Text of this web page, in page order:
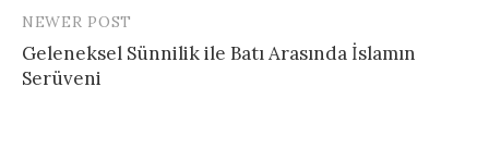
NEWER POST
Geleneksel Sünnilik ile Batı Arasında İslamın
Serüveni